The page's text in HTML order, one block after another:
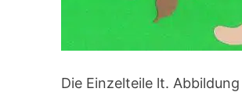
Die Einzelteile lt.